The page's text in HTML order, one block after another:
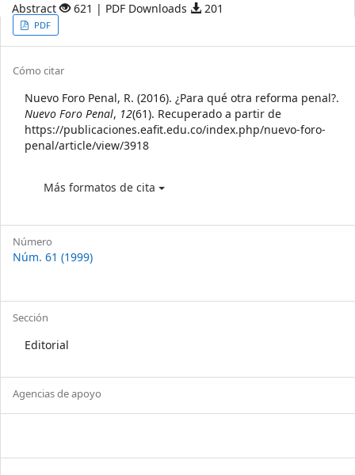
Abstract 621 | PDF Downloads 201
Article
Sidebar
PDF
Article
Details
Cómo citar
Nuevo Foro Penal, R. (2016). ¿Para qué otra reforma penal?.
Nuevo Foro Penal, 12(61). Recuperado a partir de
https://publicaciones.eafit.edu.co/index.php/nuevo-foro-
penal/article/view/3918
Más formatos de cita
Número
Núm. 61 (1999)
Sección
Editorial
Agencias de apoyo